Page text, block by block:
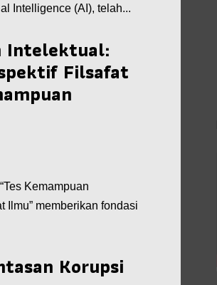
Intelligence (AI), telah...
Intelektual:
Filsafat
Kemampuan
Ilmu” memberikan fondasi
Korupsi